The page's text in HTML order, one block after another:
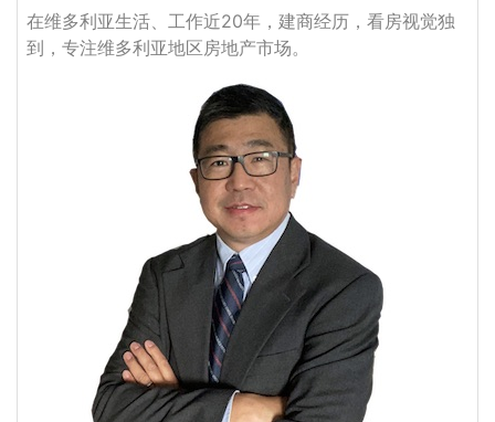
在维多利亚生活、工作近20年，建商经历，看房视觉独
到，专注维多利亚地区房地产市场。